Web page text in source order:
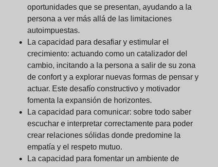
oportunidades que se presentan, ayudando a la
persona a ver más allá de las limitaciones
autoimpuestas.
La capacidad para desafiar y estimular el
crecimiento: actuando como un catalizador del
cambio, incitando a la persona a salir de su zona
de confort y a explorar nuevas formas de pensar y
actuar. Este desafío constructivo y motivador
fomenta la expansión de horizontes.
La capacidad para comunicar: sobre todo saber
escuchar e interpretar correctamente para poder
crear relaciones sólidas donde predomine la
empatía y el respeto mutuo.
La capacidad para fomentar un ambiente de